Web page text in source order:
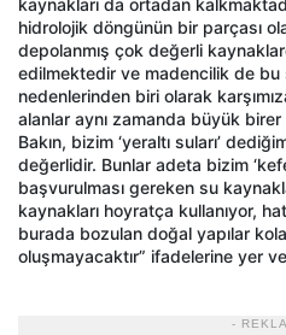
kaynakları da ortadan
hidrolojik döngünün bir parçası
depolanmış çok değerli
edilmektedir ve madencilik de bu
nedenlerinden biri olarak
alanlar aynı zamanda büyük
Bakın, bizim ‘yeraltı suları’
değerlidir. Bunlar adeta bizim
başvurulması gereken su
kaynakları hoyratça kullanıyor,
burada bozulan doğal yapılar
oluşmayacaktır” ifadelerine yer
-